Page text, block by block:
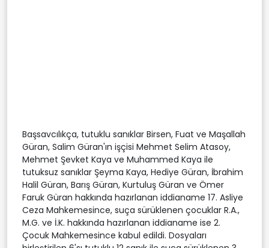
Başsavcılıkça, tutuklu sanıklar Birsen, Fuat ve Maşallah
Güran, Salim Güran'ın işçisi Mehmet Selim Atasoy,
Mehmet Şevket Kaya ve Muhammed Kaya ile
tutuksuz sanıklar Şeyma Kaya, Hediye Güran, İbrahim
Halil Güran, Barış Güran, Kurtuluş Güran ve Ömer
Faruk Güran hakkında hazırlanan iddianame 17. Asliye
Ceza Mahkemesince, suça sürüklenen çocuklar R.A.,
M.G. ve İ.K. hakkında hazırlanan iddianame ise 2.
Çocuk Mahkemesince kabul edildi. Dosyaları